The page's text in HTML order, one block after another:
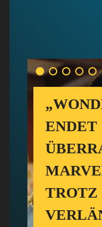
ENDET
TROTZ